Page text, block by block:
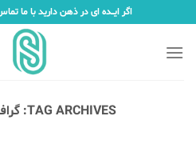
to
content
اگر ایـــده ای در ذهن دارید با ما تماس بگیرید:
TAG ARCHIVES: